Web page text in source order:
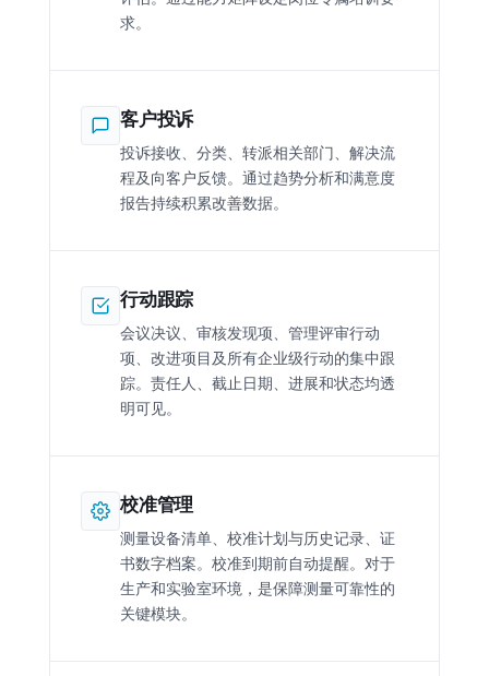
求。
客户投诉
投诉接收、分类、转派相关部门、解决流
程及向客户反馈。通过趋势分析和满意度
报告持续积累改善数据。
行动跟踪
会议决议、审核发现项、管理评审行动
项、改进项目及所有企业级行动的集中跟
踪。责任人、截止日期、进展和状态均透
明可见。
校准管理
测量设备清单、校准计划与历史记录、证
书数字档案。校准到期前自动提醒。对于
生产和实验室环境，是保障测量可靠性的
关键模块。